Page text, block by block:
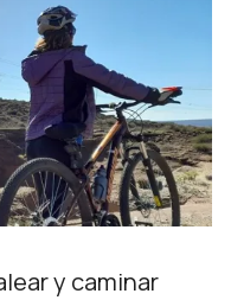
y caminar